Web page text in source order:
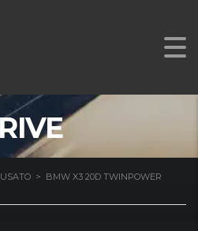
TURBO
USATO > BMW X3 20D TWINPOWER